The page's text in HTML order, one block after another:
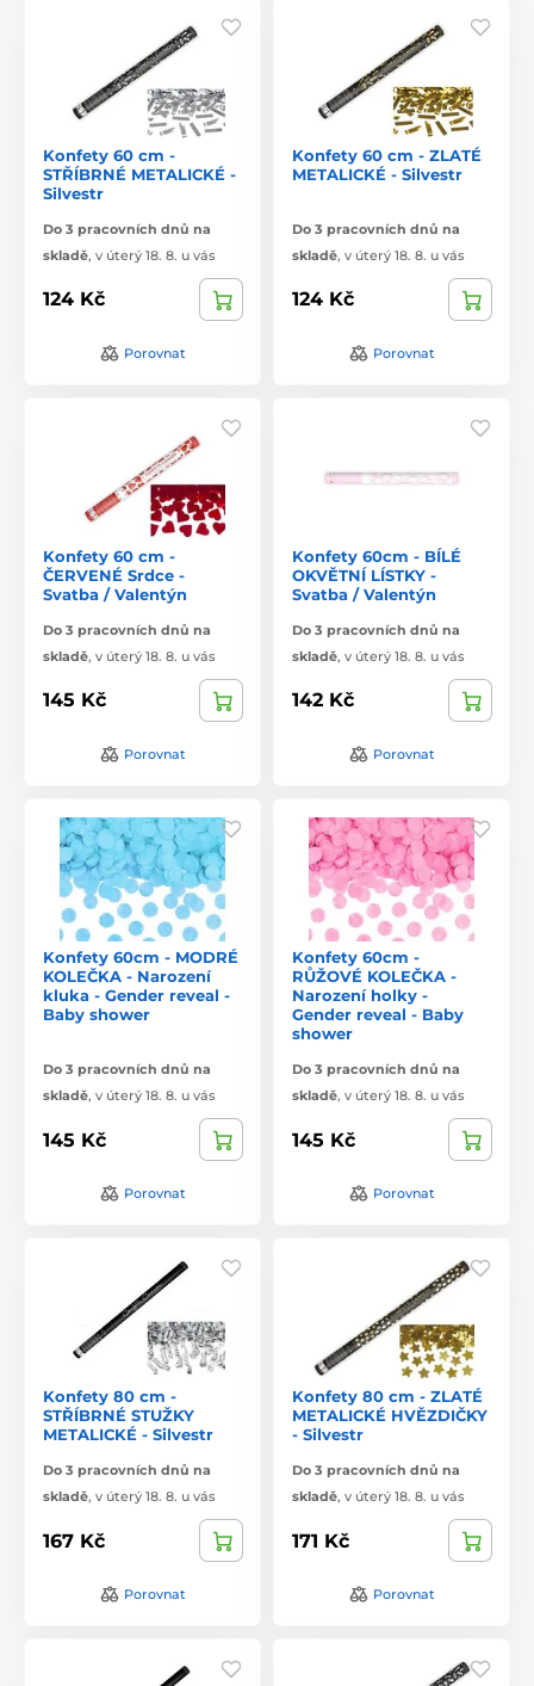
Konfety 60 cm -
STŘÍBRNÉ METALICKÉ -
Silvestr
Do 3 pracovních dnů na
skladě, v úterý 18. 8. u vás
124 Kč
Porovnat
Konfety 60 cm - ZLATÉ
METALICKÉ - Silvestr
Do 3 pracovních dnů na
skladě, v úterý 18. 8. u vás
124 Kč
Porovnat
Konfety 60 cm -
ČERVENÉ Srdce -
Svatba / Valentýn
Do 3 pracovních dnů na
skladě, v úterý 18. 8. u vás
145 Kč
Porovnat
Konfety 60cm - BÍLÉ
OKVĚTNÍ LÍSTKY -
Svatba / Valentýn
Do 3 pracovních dnů na
skladě, v úterý 18. 8. u vás
142 Kč
Porovnat
Konfety 60cm - MODRÉ
KOLEČKA - Narození
kluka - Gender reveal -
Baby shower
Do 3 pracovních dnů na
skladě, v úterý 18. 8. u vás
145 Kč
Porovnat
Konfety 60cm -
RŮŽOVÉ KOLEČKA -
Narození holky -
Gender reveal - Baby
shower
Do 3 pracovních dnů na
skladě, v úterý 18. 8. u vás
145 Kč
Porovnat
Konfety 80 cm -
STŘÍBRNÉ STUŽKY
METALICKÉ - Silvestr
Do 3 pracovních dnů na
skladě, v úterý 18. 8. u vás
167 Kč
Porovnat
Konfety 80 cm - ZLATÉ
METALICKÉ HVĚZDIČKY
- Silvestr
Do 3 pracovních dnů na
skladě, v úterý 18. 8. u vás
171 Kč
Porovnat